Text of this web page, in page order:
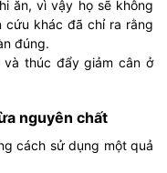
ăn, vì vậy họ sẽ không
cứu khác đã chỉ ra rằng
đúng.
thúc đẩy giảm cân ở
nguyên chất
cách sử dụng một quả